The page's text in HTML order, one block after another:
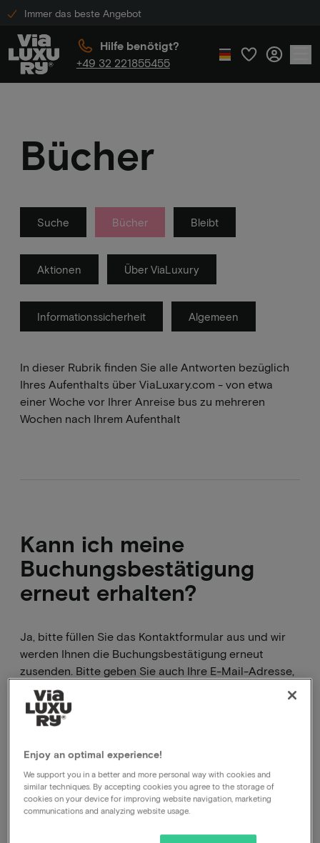
Immer das beste Angebot
Hilfe benötigt?
+49 32 221855455
Bücher
Suche Bücher Bleibt
Aktionen Über ViaLuxury
Informationssicherheit Algemeen
In dieser Rubrik finden Sie alle Antworten bezüglich
Ihres Aufenthalts über ViaLuxary.com - von etwa
einer Woche vor Ihrer Anreise bus zu mehreren
Wochen nach Ihrem Aufenthalt
Wie kann ich meine Buchung stornieren, beim Hotel
oder bei Ihnen?
Wie kann ich das Datum meiner Buchung ändern?
Kann ich meine
Buchungsbestätigung
erneut erhalten?
Ja, bitte füllen Sie das Kontaktformular aus und wir
werden Ihnen die Buchungsbestätigung erneut
zusenden. Bitte geben Sie auch Ihre E-Mail-Adresse,
Postleitzahl und Hausnummer in das Kontaktformular
ein, denn wenn Sie Ihre Buchungsbestätigung nicht
erhalten haben, liegt das oft an einer falschen E-
Enjoy an optimal experience!
We support you in a better and more personal way with cookies and
similar techniques. By accepting cookies you agree to the storage of
cookies on your device for improving website navigation, marketing
communications and analyzing website usage.